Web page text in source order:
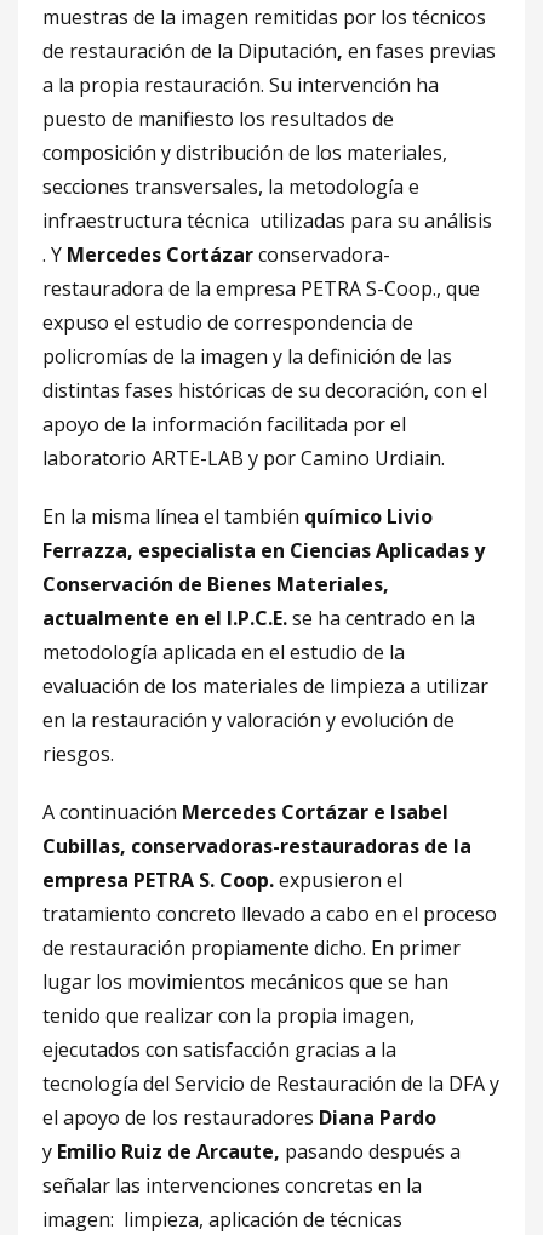
muestras de la imagen remitidas por los técnicos
de restauración de la Diputación, en fases previas
a la propia restauración. Su intervención ha
puesto de manifiesto los resultados de
composición y distribución de los materiales,
secciones transversales, la metodología e
infraestructura técnica utilizadas para su análisis
. Y Mercedes Cortázarconservadora-
restauradora de la empresa PETRA S-Coop., que
expuso el estudio de correspondencia de
policromías de la imagen y la definición de las
distintas fases históricas de su decoración, con el
apoyo de la información facilitada por el
laboratorio ARTE-LAB y por Camino Urdiain.
En la misma línea el también químico Livio
Ferrazza, especialista en Ciencias Aplicadas y
Conservación de Bienes Materiales,
actualmente en el I.P.C.E.se ha centrado en la
metodología aplicada en el estudio de la
evaluación de los materiales de limpieza a utilizar
en la restauración y valoración y evolución de
riesgos.
A continuación Mercedes Cortázar e Isabel
Cubillas, conservadoras-restauradoras de la
empresa PETRA S. Coop.expusieron el
tratamiento concreto llevado a cabo en el proceso
de restauración propiamente dicho. En primer
lugar los movimientos mecánicos que se han
tenido que realizar con la propia imagen,
ejecutados con satisfacción gracias a la
tecnología del Servicio de Restauración de la DFA y
el apoyo de los restauradores Diana Pardo
y Emilio Ruiz de Arcaute, pasando después a
señalar las intervenciones concretas en la
imagen: limpieza, aplicación de técnicas